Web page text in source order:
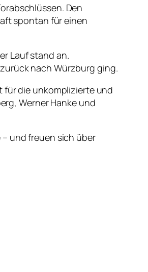
Den
spontan für einen
Lauf stand an.
nach Würzburg ging.
für die unkomplizierte und
Werner Hanke und
und freuen sich über